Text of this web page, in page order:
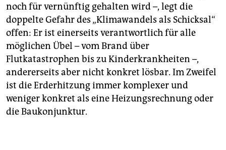
noch für vernünftig gehalten wird –, legt die
doppelte Gefahr des „Klimawandels als Schicksal“
offen: Er ist einerseits verantwortlich für alle
möglichen Übel – vom Brand über
Flutkatastrophen bis zu Kinderkrankheiten –,
andererseits aber nicht konkret lösbar. Im Zweifel
ist die Erderhitzung immer komplexer und
weniger konkret als eine Heizungsrechnung oder
die Baukonjunktur.